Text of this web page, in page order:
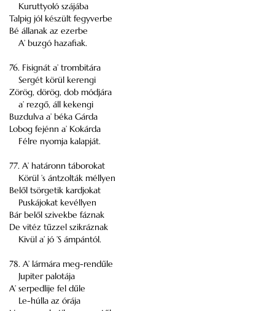
Kuruttyoló szájába
Talpig jól készült fegyverbe
Bé állanak az ezerbe
A’ buzgó hazafiak.
76. Fisignát a’ trombitára
Sergét körül kerengi
Zörög, dörög, dob módjára
a’ rezgő, áll kekengi
Buzdulva a’ béka Gárda
Lobog fejénn a’ Kokárda
Félre nyomja kalapját.
77. A’ határonn táborokat
Körül ’s ántzolták méllyen
Belől tsörgetik kardjokat
Puskájokat kevéllyen
Bár belől szivekbe fáznak
De vitéz tűzzel szikráznak
Kivül a’ jó ’S ámpántól.
78. A’ lármára meg-rendűle
Jupiter palotája
A’ serpedlije fel dűle
Le-húlla az órája